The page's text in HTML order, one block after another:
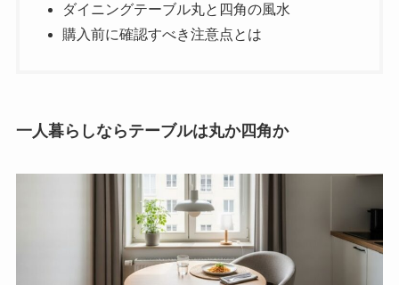
ダイニングテーブル丸と四角の風水
購入前に確認すべき注意点とは
一人暮らしならテーブルは丸か四角か